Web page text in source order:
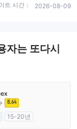
트 시간： 2026-08-09
자는 또다시
8.64
15-20년